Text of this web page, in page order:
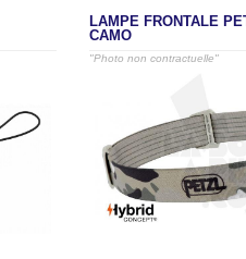
LAMPE FRONTALE
CAMO
"Photo non contractuelle"